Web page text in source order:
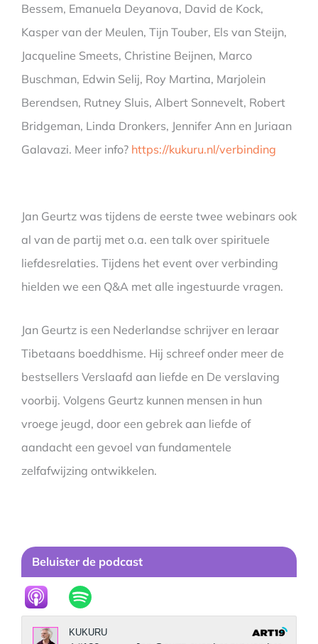
Bessem, Emanuela Deyanova, David de Kock,
Kasper van der Meulen, Tijn Touber, Els van Steijn,
Jacqueline Smeets, Christine Beijnen, Marco
Buschman, Edwin Selij, Roy Martina, Marjolein
Berendsen, Rutney Sluis, Albert Sonnevelt, Robert
Bridgeman, Linda Dronkers, Jennifer Ann en Juriaan
Galavazi. Meer info? https://kukuru.nl/verbinding
Jan Geurtz was tijdens de eerste twee webinars ook
al van de partij met o.a. een talk over spirituele
liefdesrelaties. Tijdens het event over verbinding
hielden we een Q&A met alle ingestuurde vragen.
Jan Geurtz is een Nederlandse schrijver en leraar
Tibetaans boeddhisme. Hij schreef onder meer de
bestsellers Verslaafd aan liefde en De verslaving
voorbij. Volgens Geurtz kunnen mensen in hun
vroege jeugd, door een gebrek aan liefde of
aandacht een gevoel van fundamentele
zelfafwijzing ontwikkelen.
Beluister de podcast